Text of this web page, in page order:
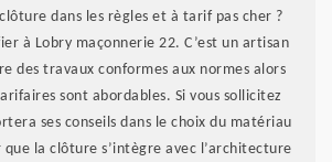
dans les règles et à tarif pas cher ?
à Lobry maçonnerie 22. C’est un artisan
des travaux conformes aux normes alors
sont abordables. Si vous sollicitez
ses conseils dans le choix du matériau
la clôture s’intègre avec l’architecture